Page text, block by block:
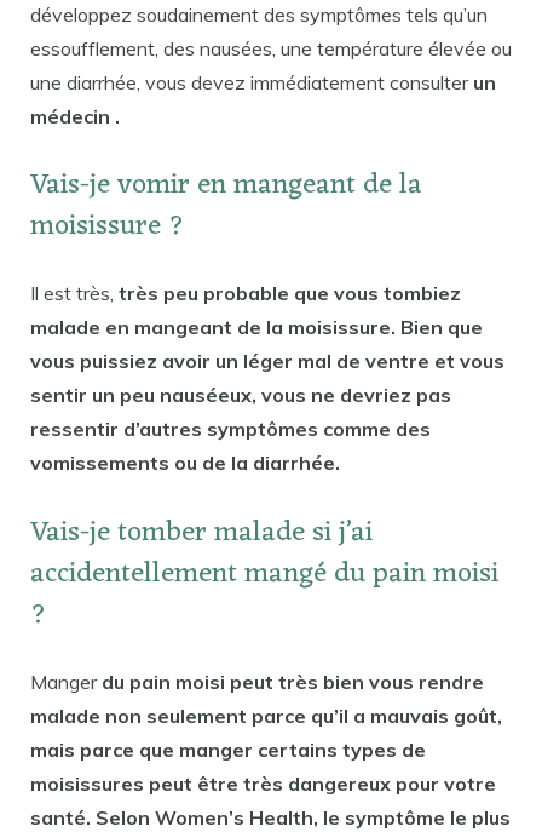
développez soudainement des symptômes tels qu’un
essoufflement, des nausées, une température élevée ou
une diarrhée, vous devez immédiatement consulter un
médecin .
Vais-je vomir en mangeant de la
moisissure ?
Il est très, très peu probable que vous tombiez
malade en mangeant de la moisissure. Bien que
vous puissiez avoir un léger mal de ventre et vous
sentir un peu nauséeux, vous ne devriez pas
ressentir d’autres symptômes comme des
vomissements ou de la diarrhée.
Vais-je tomber malade si j’ai
accidentellement mangé du pain moisi
?
Manger du pain moisi peut très bien vous rendre
malade non seulement parce qu’il a mauvais goût,
mais parce que manger certains types de
moisissures peut être très dangereux pour votre
santé. Selon Women’s Health, le symptôme le plus